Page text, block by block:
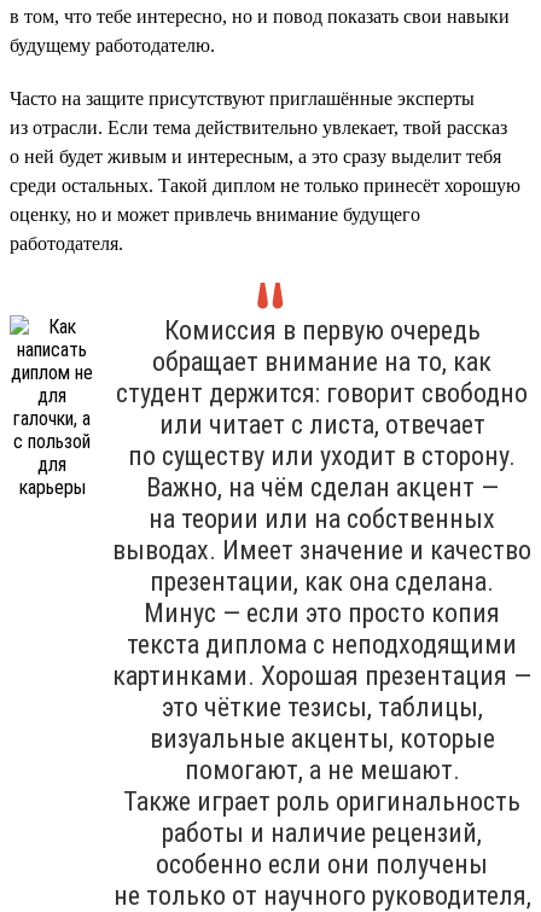
в том, что тебе интересно, но и повод показать свои навыки
будущему работодателю.
Часто на защите присутствуют приглашённые эксперты
из отрасли. Если тема действительно увлекает, твой рассказ
о ней будет живым и интересным, а это сразу выделит тебя
среди остальных. Такой диплом не только принесёт хорошую
оценку, но и может привлечь внимание будущего
работодателя.
Комиссия в первую очередь
обращает внимание на то, как
студент держится: говорит свободно
или читает с листа, отвечает
по существу или уходит в сторону.
Важно, на чём сделан акцент —
на теории или на собственных
выводах. Имеет значение и качество
презентации, как она сделана.
Минус — если это просто копия
текста диплома с неподходящими
картинками. Хорошая презентация —
это чёткие тезисы, таблицы,
визуальные акценты, которые
помогают, а не мешают.
Также играет роль оригинальность
работы и наличие рецензий,
особенно если они получены
не только от научного руководителя,